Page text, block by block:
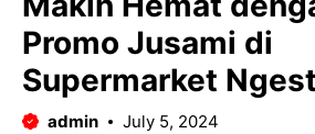
Promo Jusami di
Supermarket
admin July 5, 2024